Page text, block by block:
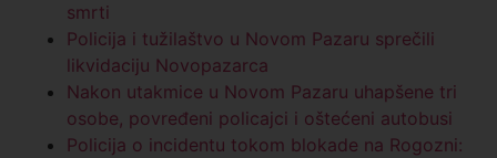
smrti
Policija i tužilaštvo u Novom Pazaru sprečili
likvidaciju Novopazarca
Nakon utakmice u Novom Pazaru uhapšene tri
osobe, povređeni policajci i oštećeni autobusi
Policija o incidentu tokom blokade na Rogozni: